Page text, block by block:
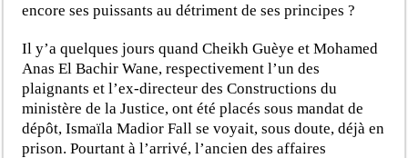
encore ses puissants au détriment de ses principes ?
Il y’a quelques jours quand Cheikh Guèye et Mohamed
Anas El Bachir Wane, respectivement l’un des
plaignants et l’ex-directeur des Constructions du
ministère de la Justice, ont été placés sous mandat de
dépôt, Ismaïla Madior Fall se voyait, sous doute, déjà en
prison. Pourtant à l’arrivé, l’ancien des affaires